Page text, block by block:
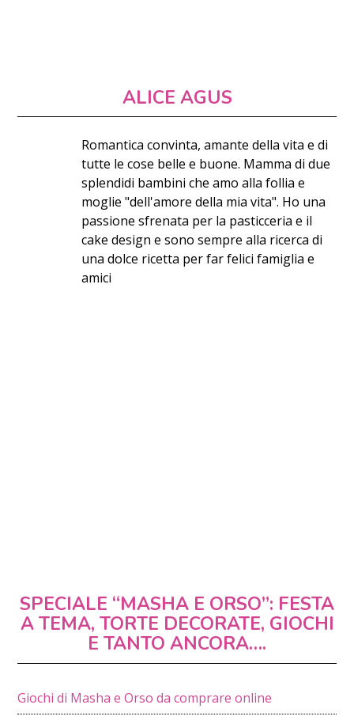
ALICE AGUS
Romantica convinta, amante della vita e di
tutte le cose belle e buone. Mamma di due
splendidi bambini che amo alla follia e
moglie "dell'amore della mia vita". Ho una
passione sfrenata per la pasticceria e il
cake design e sono sempre alla ricerca di
una dolce ricetta per far felici famiglia e
amici
SPECIALE “MASHA E ORSO”: FESTA
A TEMA, TORTE DECORATE, GIOCHI
E TANTO ANCORA….
Giochi di Masha e Orso da comprare online